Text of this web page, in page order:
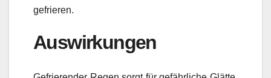
gefrieren.
Auswirkungen